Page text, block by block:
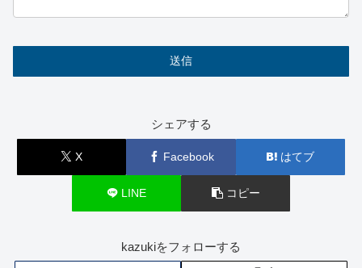
シェアする
X Facebook はてブ
LINE コピー
kazukiをフォローする